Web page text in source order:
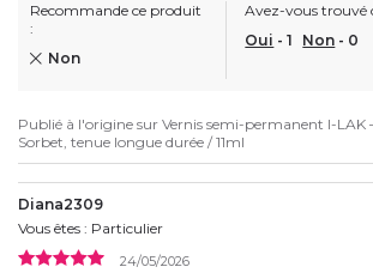
Recommande ce produit
:
Non
Avez-vous trouvé
Oui -1 Non - 0
Publié à l'origine sur Vernis semi-permanent I-LAK
Sorbet, tenue longue durée / 11ml
Diana2309
Vous êtes : Particulier
24/05/2026